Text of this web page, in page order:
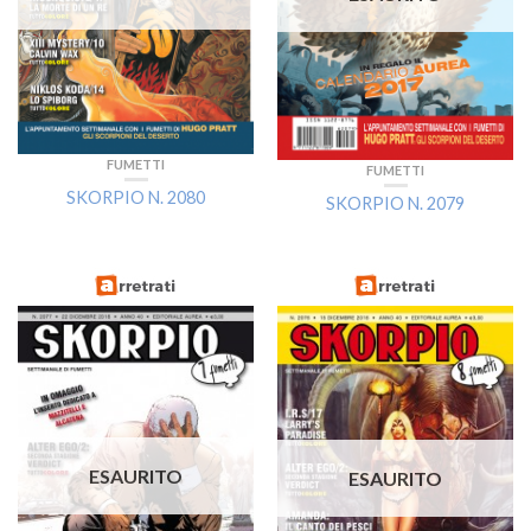
FUMETTI
SKORPIO N. 2080
FUMETTI
SKORPIO N. 2079
ESAURITO ESAURITO